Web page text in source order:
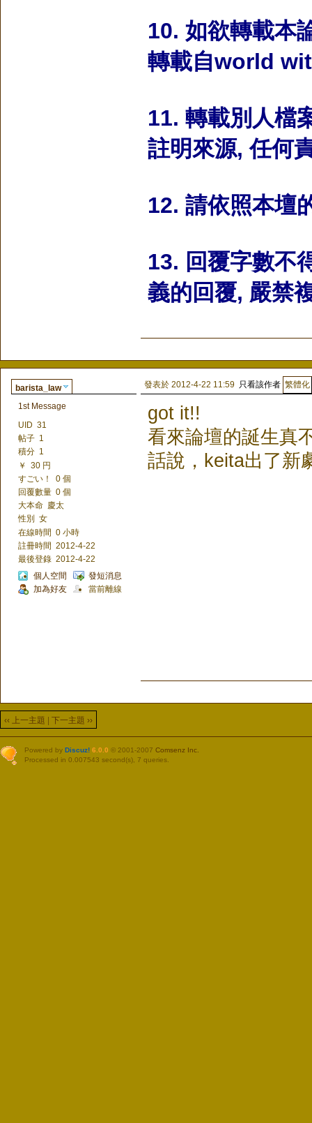
10. 如欲轉載本
轉載自world
11. 轉載別人檔
註明來源, 任何
12. 請依照本壇
13. 回覆字數不
義的回覆, 嚴禁
barista_law
1st Message
UID 31
帖子 1
積分 1
￥
30 円
すごい！
0 個
回覆數量 0 個
大本命 慶太
性別
女
在線時間 0 小時
註冊時間 2012-4-22
最後登錄 2012-4-22
個人空間
發短消息
加為好友
當前離線
發表於 2012-4-22 11:59 只看該作者
got it!!
看來論壇的誕生真
話說，keita出了新
‹‹ 上一主題 下一主題 ››
Powered by Discuz! 6.0.0 © 2001-2007 Comsenz Inc.
Processed in 0.007543 second(s), 7 queries.